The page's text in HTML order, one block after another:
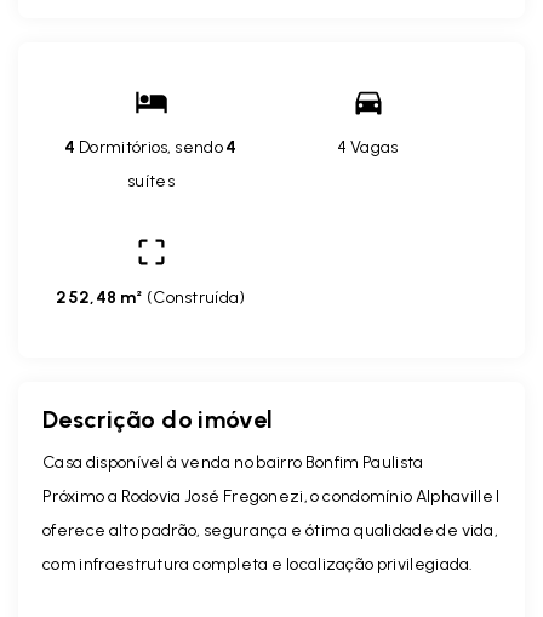
4 Dormitórios, sendo4
suítes
4 Vagas
252,48 m² (Construída)
Descrição do imóvel
Casa disponível à venda no bairro Bonfim Paulista
Próximo a Rodovia José Fregonezi, o condomínio Alphaville I
oferece alto padrão, segurança e ótima qualidade de vida,
com infraestrutura completa e localização privilegiada.